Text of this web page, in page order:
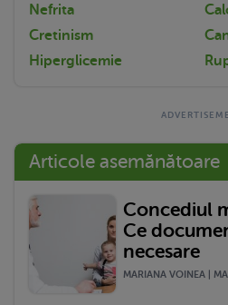
Nefrita
Cretinism
Hiperglicemie
Articole asemănătoare
Concediul
Ce
necesare
MARIANA VOINEA |